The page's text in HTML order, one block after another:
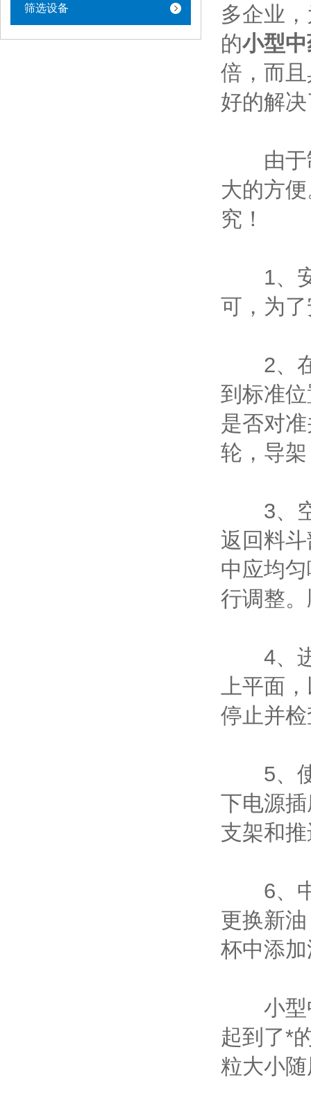
筛选设备
多企业
的小型
倍，而
好的解
由于制
大的方
究！
1、安
可，为
2、在
到标准
是否对
轮，导
3、空
返回料
中应均
行调整
4、进
上平面
停止并
5、使
下电源
支架和
6、中
更换新
杯中添
小型中
起到了*
粒大小